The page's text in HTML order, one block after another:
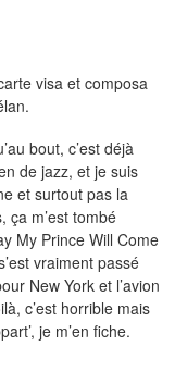
visa et composa
bout, c’est déjà
de jazz, et je suis
et surtout pas la
ça m’est tombé
My Prince Will Come
vraiment passé
New York et l’avion
c’est horrible mais
je m’en fiche.